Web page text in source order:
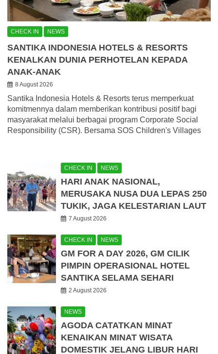
CHECK IN NEWS
SANTIKA INDONESIA HOTELS & RESORTS
KENALKAN DUNIA PERHOTELAN KEPADA
ANAK-ANAK
8 August 2026
Santika Indonesia Hotels & Resorts terus memperkuat
komitmennya dalam memberikan kontribusi positif bagi
masyarakat melalui berbagai program Corporate Social
Responsibility (CSR). Bersama SOS Children's Villages
CHECK IN NEWS
HARI ANAK NASIONAL,
MERUSAKA NUSA DUA LEPAS 250
TUKIK, JAGA KELESTARIAN LAUT
7 August 2026
CHECK IN NEWS
GM FOR A DAY 2026, GM CILIK
PIMPIN OPERASIONAL HOTEL
SANTIKA SELAMA SEHARI
2 August 2026
NEWS
AGODA CATATKAN MINAT
KENAIKAN MINAT WISATA
DOMESTIK JELANG LIBUR HARI